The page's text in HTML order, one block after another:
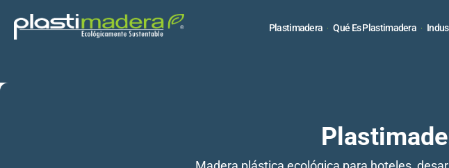
Plastimadera Qué Es Plastimadera